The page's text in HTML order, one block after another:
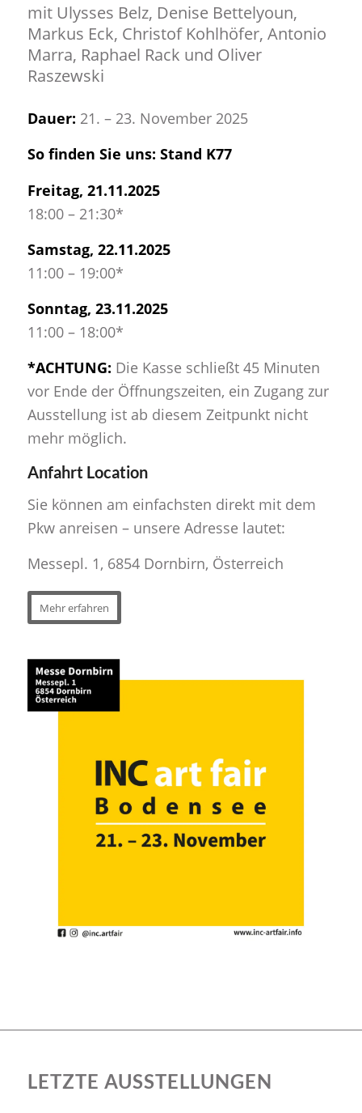
mit Ulysses Belz, Denise Bettelyoun,
Markus Eck, Christof Kohlhöfer, Antonio
Marra, Raphael Rack und Oliver
Raszewski
Dauer: 21. – 23. November 2025
So finden Sie uns: Stand K77
Freitag, 21.11.2025
18:00 – 21:30*
Samstag, 22.11.2025
11:00 – 19:00*
Sonntag, 23.11.2025
11:00 – 18:00*
*ACHTUNG: Die Kasse schließt 45 Minuten
vor Ende der Öffnungszeiten, ein Zugang zur
Ausstellung ist ab diesem Zeitpunkt nicht
mehr möglich.
Anfahrt Location
Sie können am einfachsten direkt mit dem
Pkw anreisen – unsere Adresse lautet:
Messepl. 1, 6854 Dornbirn, Österreich
Mehr erfahren
LETZTE AUSSTELLUNGEN